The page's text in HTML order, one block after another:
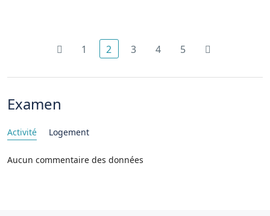
1 2 3 4 5
Examen
Activité Logement
Aucun commentaire des données